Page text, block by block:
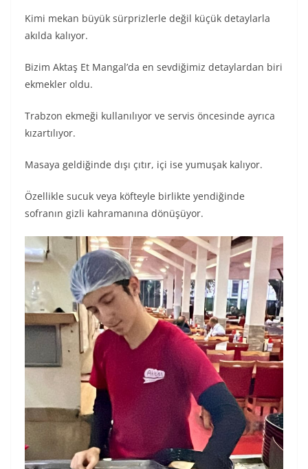
Kimi mekan büyük sürprizlerle değil küçük detaylarla
akılda kalıyor.
Bizim Aktaş Et Mangal’da en sevdiğimiz detaylardan biri
ekmekler oldu.
Trabzon ekmeği kullanılıyor ve servis öncesinde ayrıca
kızartılıyor.
Masaya geldiğinde dışı çıtır, içi ise yumuşak kalıyor.
Özellikle sucuk veya köfteyle birlikte yendiğinde
sofranın gizli kahramanına dönüşüyor.